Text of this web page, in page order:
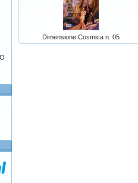
Dimensione Cosmica n. 05